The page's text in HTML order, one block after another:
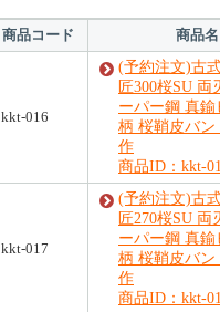
商品コード 商品名
kkt-016
(予約注文)古
匠300桜SU 両
ーパー鋼 真鍮
柄 桜鞘皮バン
作
商品ID：kkt-
kkt-017
(予約注文)古
匠270桜SU 両
ーパー鋼 真鍮
柄 桜鞘皮バン
作
商品ID：kkt-